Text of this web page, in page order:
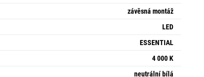
závěsná montáž
LED
ESSENTIAL
4 000 K
neutrální bílá